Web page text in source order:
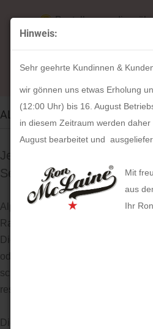
Hinweis:
Sehr geehrte Kundinnen &
wir gönnen uns etwas Erholung
(12:00 Uhr) bis 16. August
in diesem Zeitraum werden daher
August bearbeitet und
Mit
aus
Ihr
Bestellungen die
Betriebsferien (31. Juli ab
August) aufgegeben werden,
17. August bearbeitet und
ALPENLEDER | Kuhfell.
Jedes Teil ein
Serie.
Alpenleder verwendet
Rasse, die hier in der Region
Diese Kuh Felle sind ein
oder Lebensmittelindustrie.
schönsten und wertvollsten
restlichen Häute werden zu
Diese handverlesenen Felle